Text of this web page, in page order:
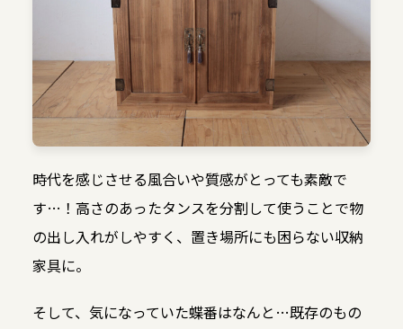
時代を感じさせる風合いや質感がとっても素敵で
す…！高さのあったタンスを分割して使うことで物
の出し入れがしやすく、置き場所にも困らない収納
家具に。
そして、気になっていた蝶番はなんと…既存のもの